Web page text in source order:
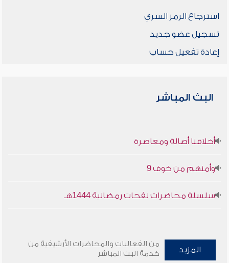
استرجاع الرمز السري
تسجيل عضو جديد
إعادة تفعيل حساب
البث المباشر
أخلاقنا أصالة ومعاصرة
وأمنهم من خوف 9
سلسلة محاضرات نفحات رمضانية 1444هـ
المزيد
من الفعاليات والمحاضرات الأرشيفية من
خدمة البث المباشر